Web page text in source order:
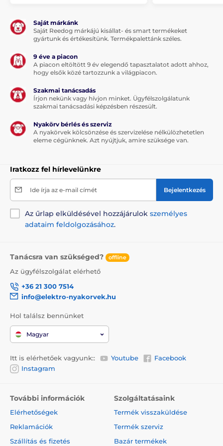
házi kedvence megérdemel! A labdadobó nagyszerű
interaktív játék, melynek köszönhetően kutyusa
folyamatosan kiváló formában és kondiban marad!
A termék előnyei:
Aportáló játék automatikus működéssel
Választható kilövési távolság
Gyors és azonnali labdakilövés
Beltéri és kültéri használatra
Tartós anyag és kiegyensúlyozott felépítés
Csendes működés
Könnyű karbantartás, egyszerű kezelés, gyors
3 labda és egy hálózati adapter a csomagban
A termék hátrányai:
A csomag tartalma:
1 x automatikus labdadobó
Saját márkánk
Saját Reedog márkájú kisállat- és smart termékeket
gyártunk és értékesítünk. Termékpalettánk széles.
9 éve a piacon
A piacon eltöltött 9 év elegendő tapasztalatot adott ahhoz,
hogy elsők közé tartozzunk a világpiacon.
Szakmai tanácsadás
Írjon nekünk vagy hívjon minket. Ügyfélszolgálatunk
szakmai tanácsadási képzésben részesült.
Nyakörv bérlés és szerviz
A nyakörvek kölcsönzése és szervizelése nélkülözhetetlen
eleme cégünknek. Azt nyújtjuk, amire szüksége van.
Iratkozz fel hírlevelünkre
Ide írja az e-mail címét Bejelentkezés
Az űrlap elküldésével hozzájárulok személyes
adataim feldolgozásához.
Tanácsra van szükséged? offline
Az ügyfélszolgálat elérhető
+36 21 300 7514
info@elektro-nyakorvek.hu
Hol találsz bennünket
Magyar
Itt is elérhetőek vagyunk:: Youtube
Facebook
Instagram
További információk
Elérhetőségek
Reklamációk
Szállítás és fizetés
Szolgáltatásaink
Termék visszaküldése
Termék szerviz
Bazár termékek